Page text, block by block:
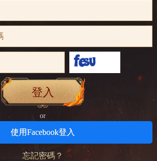
登入
or
使用Facebook登入
忘記密碼？